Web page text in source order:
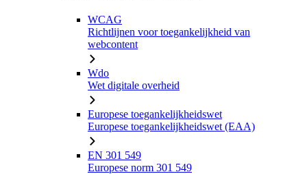
WCAG
Richtlijnen voor toegankelijkheid van
webcontent
Wdo
Wet digitale overheid
Europese toegankelijkheidswet
Europese toegankelijkheidswet (EAA)
EN 301 549
Europese norm 301 549